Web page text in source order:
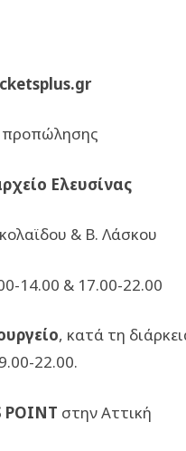
προπώλησης
Ελευσίνας
& Β. Λάσκου
14.00 & 17.00-22.00
, κατά τη
22.00.
POINT στην Αττική